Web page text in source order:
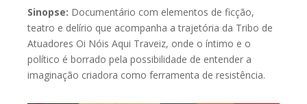
Sinopse: Documentário com elementos de ficção,
teatro e delírio que acompanha a trajetória da Tribo de
Atuadores Oi Nóis Aqui Traveiz, onde o íntimo e o
político é borrado pela possibilidade de entender a
imaginação criadora como ferramenta de resistência.